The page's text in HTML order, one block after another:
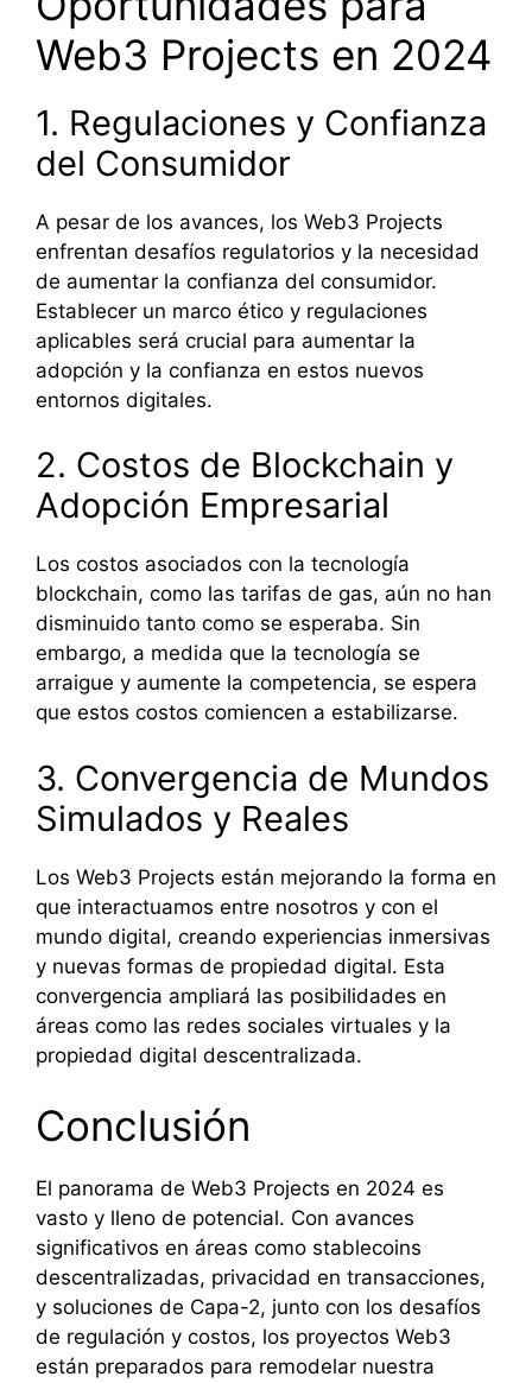
Web3 Projects en 2024
1. Regulaciones y Confianza
del Consumidor
A pesar de los avances, los Web3 Projects
enfrentan desafíos regulatorios y la necesidad
de aumentar la confianza del consumidor.
Establecer un marco ético y regulaciones
aplicables será crucial para aumentar la
adopción y la confianza en estos nuevos
entornos digitales.
2. Costos de Blockchain y
Adopción Empresarial
Los costos asociados con la tecnología
blockchain, como las tarifas de gas, aún no han
disminuido tanto como se esperaba. Sin
embargo, a medida que la tecnología se
arraigue y aumente la competencia, se espera
que estos costos comiencen a estabilizarse.
3. Convergencia de Mundos
Simulados y Reales
Los Web3 Projects están mejorando la forma en
que interactuamos entre nosotros y con el
mundo digital, creando experiencias inmersivas
y nuevas formas de propiedad digital. Esta
convergencia ampliará las posibilidades en
áreas como las redes sociales virtuales y la
propiedad digital descentralizada.
Conclusión
El panorama de Web3 Projects en 2024 es
vasto y lleno de potencial. Con avances
significativos en áreas como stablecoins
descentralizadas, privacidad en transacciones,
y soluciones de Capa-2, junto con los desafíos
de regulación y costos, los proyectos Web3
están preparados para remodelar nuestra